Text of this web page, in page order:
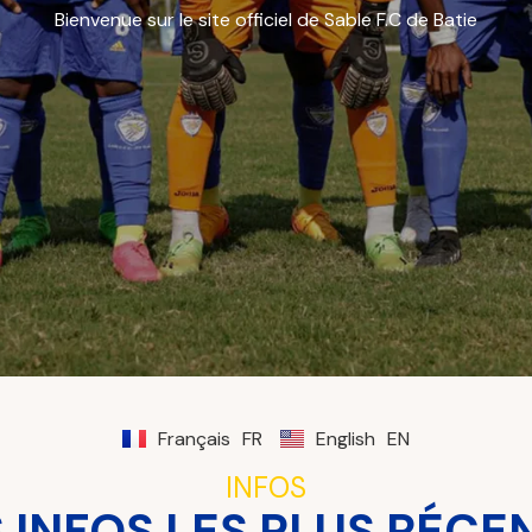
Bienvenue sur le site officiel de Sable F.C de Batie
Français FR English EN
INFOS